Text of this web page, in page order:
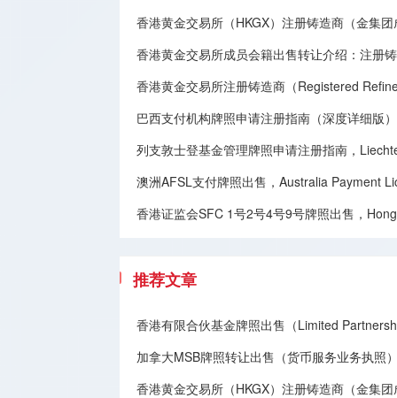
香港黄金交易所（HKGX）注册铸造商（金集
香港黄金交易所成员会籍出售转让介绍：注册铸造
香港黄金交易所注册铸造商（Registered
巴西支付机构牌照申请注册指南（深度详细版）
列支敦士登基金管理牌照申请注册指南，
澳洲AFSL支付牌照出售，Australia Payment
香港证监会SFC 1号2号4号9号牌照出售，
推荐文章
香港有限合伙基金牌照出售（Limited
加拿大MSB牌照转让​出售（货币服务业务执照），
香港黄金交易所（HKGX）注册铸造商（金集